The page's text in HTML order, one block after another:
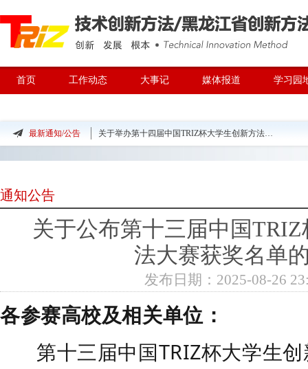
首页 工作动态 大事记 媒体报道 学习园
最新通知/公告 关于举办第十四届中国TRIZ杯大学生创新方法大赛的预通知
关于公布第十三届中国TRIZ杯大学生创新方法大赛获奖名
示 关于举办第十三届中国TRIZ杯大学生创新方法大赛决赛、总决赛的通知（第二轮）
通知公告
关于公布第十三届中国
法大赛获奖名单
发布日期：2025-08-26
各参赛高校及相关单位：
第十三届中国TRIZ杯大学生